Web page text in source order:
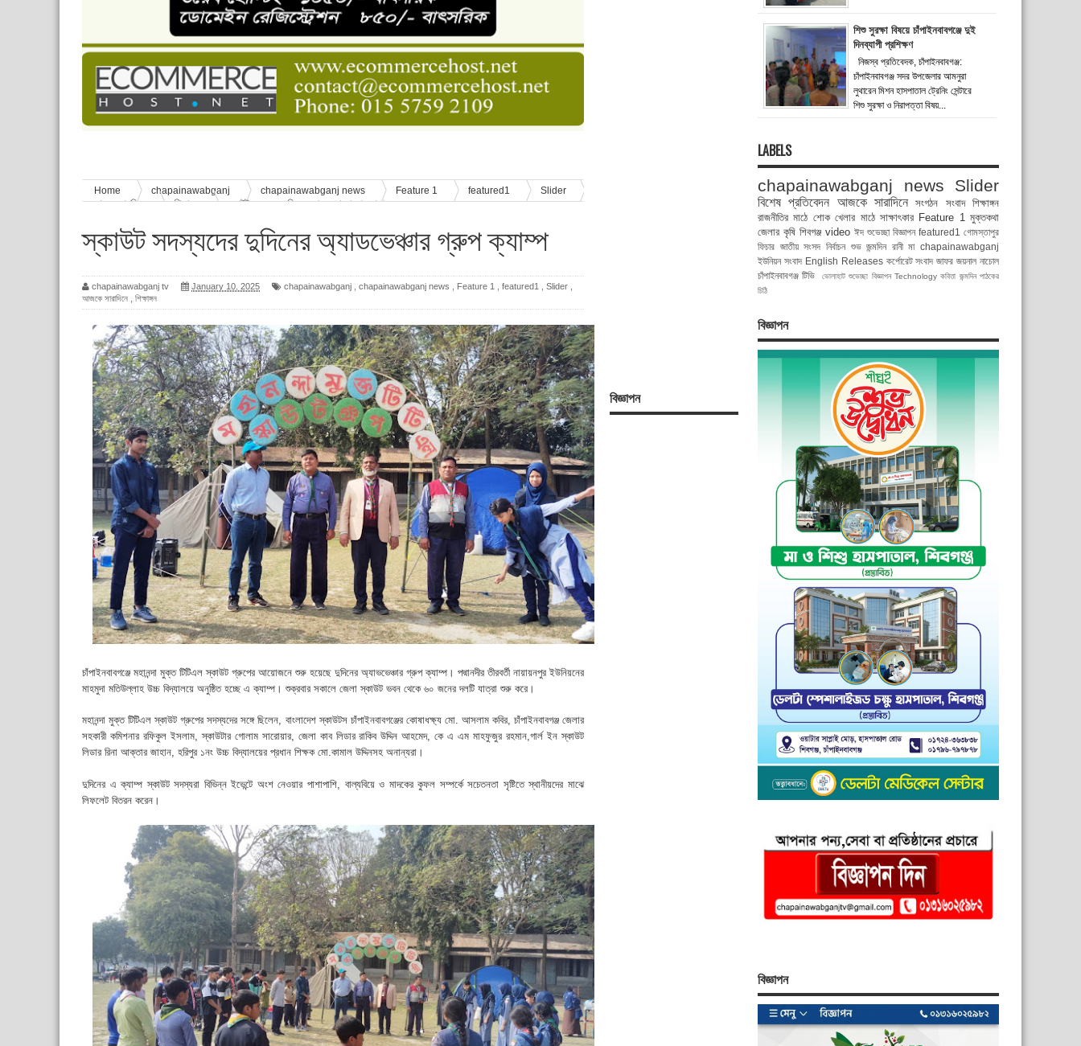
ঈদের শুভেচ্ছা জানিয়েছেন সাবেক ছাত্রলীগ নেতা আবু হাসনাত সুমন
শিশু সুরক্ষা বিষয়ে চাঁপাইনবাবগঞ্জে দুই দিনব্যাপী প্রশিক্ষণ
মানুষের জীবন
নাচোলে টিসিবির গোডাউনে ভয়াবহ অগ্নিকাণ্ড, ঝলসে যাওয়া ভ্যানচালকের মরদেহ উদ্ধার
চাঁপাইনবাবগঞ্জ জেলা হাসপাতালে চালু হলো অটোমেশন সিস্টেম, চিকিৎসাসেবা হবে আরও সহজ ও আধুনিক
বিজ্ঞাপন
Home chapainawabganj chapainawabganj news Feature 1 featured1
Slider
আজকে সারাদিনে
শিক্ষাঙ্গন স্কাউট সদস্যদের দুদিনের অ্যাডভেঞ্চার গ্রুপ ক্যাম্প
স্কাউট সদস্যদের দুদিনের অ্যাডভেঞ্চার গ্রুপ ক্যাম্প
chapainawabganj tv January 10, 2025 chapainawabganj chapainawabganj news Feature 1 featured1 Slider
আজকে সারাদিনে
শিক্ষাঙ্গন
চাঁপাইনবাবগঞ্জে মহানন্দা মুক্ত টিটিএল স্কাউট গ্রুপের আয়োজনে শুরু হয়েছে দুদিনের অ্যাভভেঞ্চার গ্রুপ ক্যাম্প। পদ্মানদীর তীরবর্তী নায়ায়নপুর ইউনিয়নের
মাহমুদা মতিউল্লাহ উচ্চ বিদ্যালয়ে অনুষ্ঠিত হচ্ছে এ ক্যাম্প। শুক্রবার সকালে জেলা স্কাউট ভবন থেকে ৬০ জনের দলটি যাত্রা শুরু করে।
মহানন্দা মুক্ত টিটিএল স্কাউট গ্রুপের সদস্যদের সঙ্গে ছিলেন, বাংলাদেশ স্কাউটস চাঁপাইনবাবগঞ্জের কোষাধক্ষ্য মো. আসলাম কবির, চাঁপাইনবাবগঞ্জ জেলার
সহকারী কমিশনার রফিকুল ইসলাম, স্কাউটার গোলাম সারোয়ার, জেলা কাব লিডার রাকিব উদ্দিন আহমেদ, কে এ এম মাহফুজুর রহমান,গার্ল ইন স্কাউট
লিডার রিনা আক্তার জাহান, হরিপুর ১নং উচ্চ বিদ্যালয়ের প্রধান শিক্ষক মো.কামাল উদ্দিনসহ অনান্যরা।
দুদিনের এ ক্যাম্প স্কাউট সদস্যরা বিভিন্ন ইভেন্টে অংশ নেওয়ার পাশাপাশি, বাল্যবিয়ে ও মাদকের কুফল সম্পর্কে সচেতনতা সৃষ্টিতে স্থানীয়দের মাঝে
লিফলেট বিতরন করেন।
শিশু সুরক্ষা বিষয়ে চাঁপাইনবাবগঞ্জে দুই
দিনব্যাপী প্রশিক্ষণ
নিজস্ব প্রতিবেদক, চাঁপাইনবাবগঞ্জ:
চাঁপাইনবাবগঞ্জ সদর উপজেলার আমনুরা
লুথারেন মিশন হাসপাতাল ট্রেনিং সেন্টারে
শিশু সুরক্ষা ও নিরাপত্তা বিষয়...
LABELS
chapainawabganj news Slider
বিশেষ প্রতিবেদন আজকে সারাদিনে সংগঠন সংবাদ
শিক্ষাঙ্গন
রাজনীতির মাঠে শোক খেলার মাঠে সাক্ষাৎকার Feature 1 মুক্তকথা
জেলার কৃষি শিবগঞ্জ video ঈদ শুভেচ্ছা বিজ্ঞাপন featured1 গোমস্তাপুর
ফিচার জাতীয় সংসদ নির্বাচন শুভ জন্মদিন রানী মা chapainawabganj
ইউনিয়ন সংবাদ English Releases কর্পোরেট সংবাদ জাফর জয়নাল নাচোল
চাঁপাইনবাবগঞ্জ টিভি
ভোলাহাট শুভেচ্ছা বিজ্ঞাপন Technology কবিতা জন্মদিন পাঠকের
চিঠি
বিজ্ঞাপন
বিজ্ঞাপন